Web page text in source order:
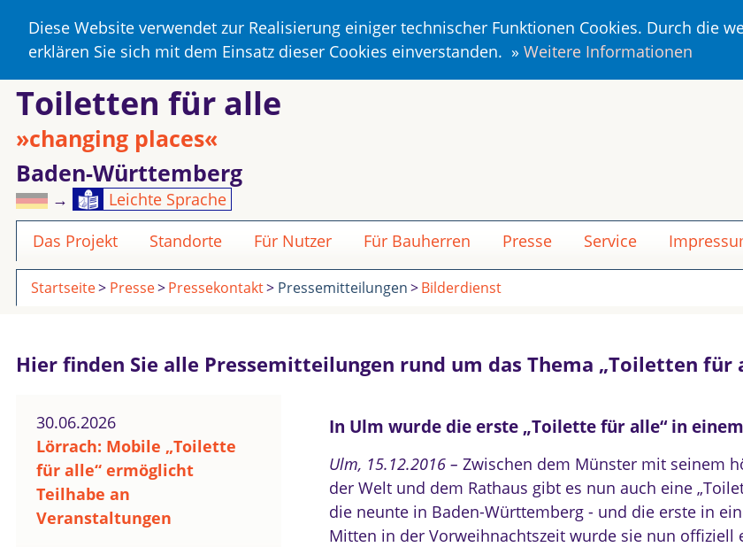
Diese Website verwendet zur Realisierung einiger technischer Funktionen Cookies. Durch die
erklären Sie sich mit dem Einsatz dieser Cookies einverstanden. »Weitere Informationen
Toiletten für alle
»changing places«
Baden-Württemberg
→
Leichte Sprache
Das Projekt
Standorte Für Nutzer Für Bauherren Presse Service
Startseite Presse Pressekontakt Pressemitteilungen Bilderdienst
Hier finden Sie alle Pressemitteilungen rund um das Thema „Toiletten für
30.06.2026
Lörrach: Mobile „Toilette
für alle“ ermöglicht
Teilhabe an
Veranstaltungen
In Ulm wurde die erste „Toilette für alle“ in
Ulm, 15.12.2016 – Zwischen dem Münster mit seinem
der Welt und dem Rathaus gibt es nun auch eine
die neunte in Baden-Württemberg - und die erste in
Mitten in der Vorweihnachtszeit wurde sie nun offiziell